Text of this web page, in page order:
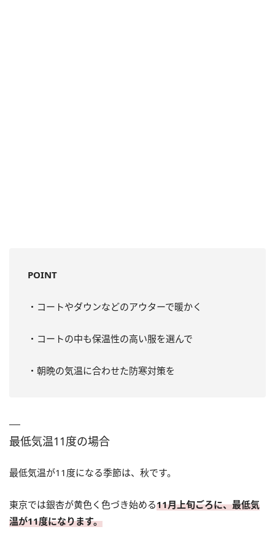
POINT
・コートやダウンなどのアウターで暖かく
・コートの中も保温性の高い服を選んで
・朝晩の気温に合わせた防寒対策を
最低気温11度の場合
最低気温が11度になる季節は、秋です。
東京では銀杏が黄色く色づき始める11月上旬ごろに、最低気
温が11度になります。